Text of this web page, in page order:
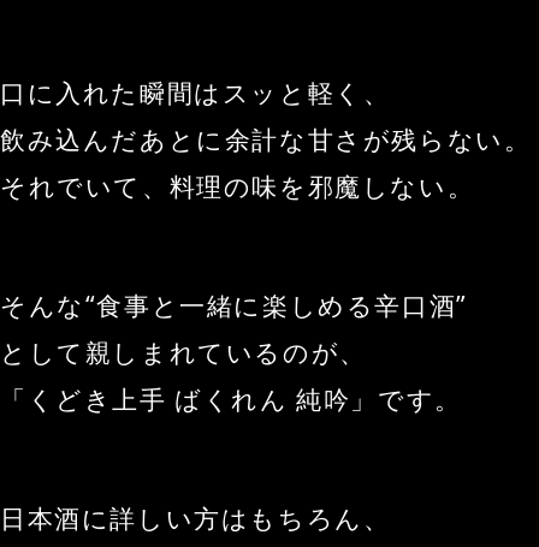
口に入れた瞬間はスッと軽く、
飲み込んだあとに余計な甘さが残らない。
それでいて、料理の味を邪魔しない。
そんな“食事と一緒に楽しめる辛口酒”
として親しまれているのが、
「くどき上手 ばくれん 純吟」です。
日本酒に詳しい方はもちろん、